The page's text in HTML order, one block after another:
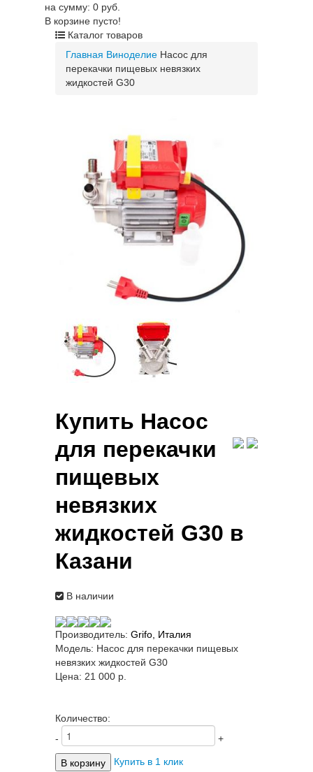
на сумму: 0 руб.
В корзине пусто!
Каталог товаров
Главная Виноделие Насос для
перекачки пищевых невязких
жидкостей G30
Купить Насос
для перекачки
пищевых
невязких
жидкостей G30 в
Казани
В наличии
Производитель: Grifo, Италия
Модель: Насос для перекачки пищевых
невязких жидкостей G30
Цена: 21 000 p.
Количество:
-
+
Купить в 1 клик